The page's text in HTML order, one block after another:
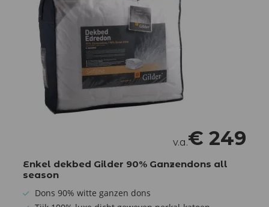
v.a.€ 249
Enkel dekbed Gilder 90% Ganzendons all
season
Dons 90% witte ganzen dons